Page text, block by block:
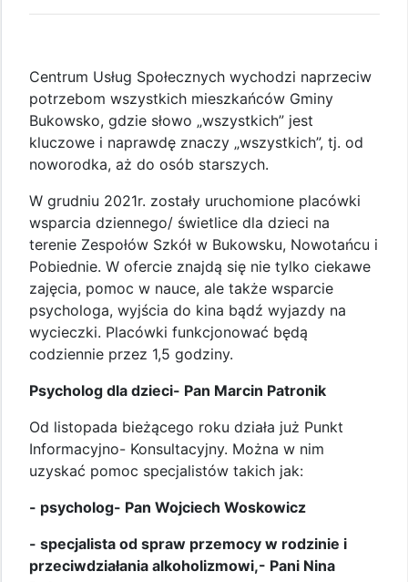
Centrum Usług Społecznych wychodzi naprzeciw
potrzebom wszystkich mieszkańców Gminy
Bukowsko, gdzie słowo „wszystkich” jest
kluczowe i naprawdę znaczy „wszystkich”, tj. od
noworodka, aż do osób starszych.
W grudniu 2021r. zostały uruchomione placówki
wsparcia dziennego/ świetlice dla dzieci na
terenie Zespołów Szkół w Bukowsku, Nowotańcu i
Pobiednie. W ofercie znajdą się nie tylko ciekawe
zajęcia, pomoc w nauce, ale także wsparcie
psychologa, wyjścia do kina bądź wyjazdy na
wycieczki. Placówki funkcjonować będą
codziennie przez 1,5 godziny.
Psycholog dla dzieci- Pan Marcin Patronik
Od listopada bieżącego roku działa już Punkt
Informacyjno- Konsultacyjny. Można w nim
uzyskać pomoc specjalistów takich jak:
- psycholog- Pan Wojciech Woskowicz
- specjalista od spraw przemocy w rodzinie i
przeciwdziałania alkoholizmowi,- Pani Nina